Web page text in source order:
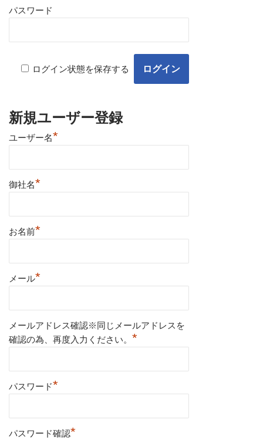
パスワード
ログイン状態を保存する
新規ユーザー登録
ユーザー名*
御社名*
お名前*
メール*
メールアドレス確認※同じメールアドレスを
確認の為、再度入力ください。 *
パスワード*
パスワード確認*